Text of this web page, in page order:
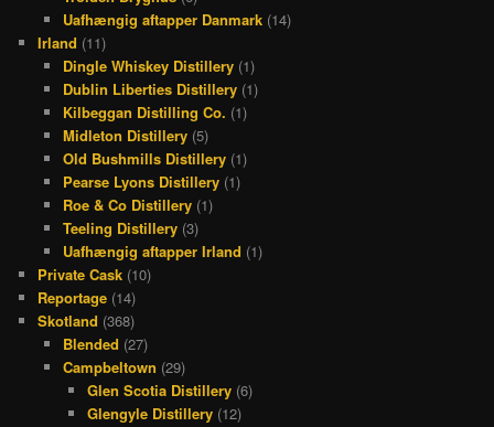
Uafhængig aftapper Danmark(14)
Irland (11)
Dingle Whiskey Distillery(1)
Dublin Liberties Distillery(1)
Kilbeggan Distilling Co. (1)
Midleton Distillery(5)
Old Bushmills Distillery(1)
Pearse Lyons Distillery(1)
Roe & Co Distillery(1)
Teeling Distillery(3)
Uafhængig aftapper Irland (1)
Private Cask (10)
Reportage (14)
Skotland (368)
Blended (27)
Campbeltown (29)
Glen Scotia Distillery (6)
Glengyle Distillery (12)